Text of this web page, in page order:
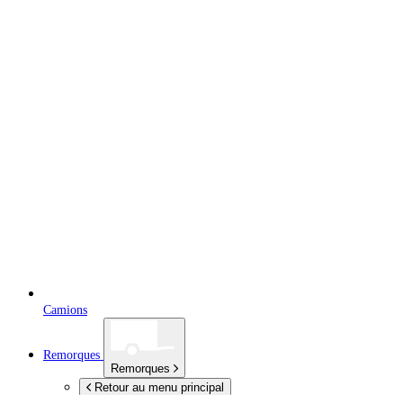
Camions
Remorques
Remorques
Retour au menu principal